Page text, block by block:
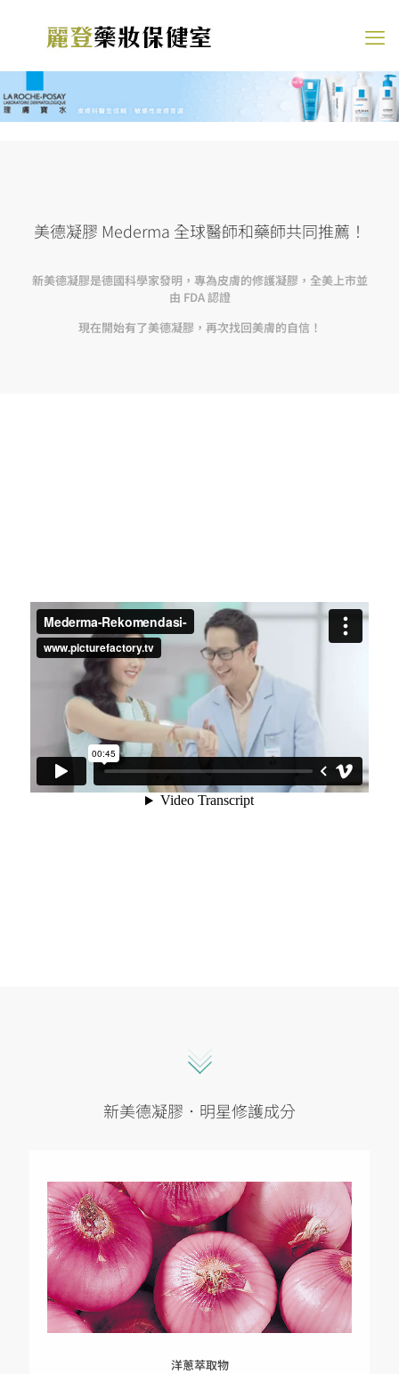
美德凝膠 Mederma 全球醫師和藥師共同推薦！
新美德凝膠是德國科學家發明，專為皮膚的修護凝膠，全美上市並
由 FDA 認證
現在開始有了美德凝膠，再次找回美膚的自信！
新美德凝膠．明星修護成分
洋蔥萃取物